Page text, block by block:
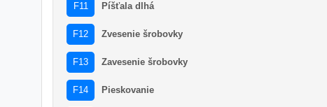
F11 Píšťala dlhá
F12 Zvesenie šrobovky
F13 Zavesenie šrobovky
F14 Pieskovanie